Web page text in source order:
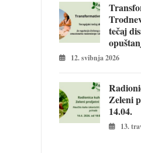
tečaj
12. svibnja 2026
Zeleni
14.04.
13.